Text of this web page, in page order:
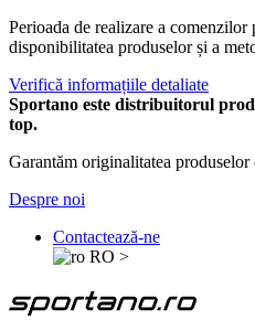
Perioada de realizare a
disponibilitatea produselor și a
Verifică informațiile detaliate
Sportano este distribuitorul
top.
Garantăm originalitatea produselor
Despre noi
Contactează-ne
RO >